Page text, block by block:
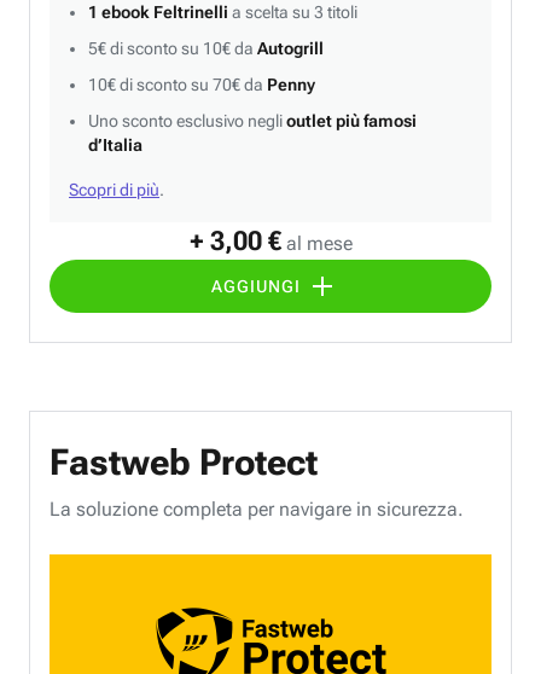
+ 3,00 € al mese
AGGIUNGI
1 ebook Feltrinelli a scelta su 3 titoli
5€ di sconto su 10€ da Autogrill
10€ di sconto su 70€ da Penny
Uno sconto esclusivo neglioutlet più famosi
d’Italia
Scopri di più.
Fastweb Protect
La soluzione completa per navigare in sicurezza.